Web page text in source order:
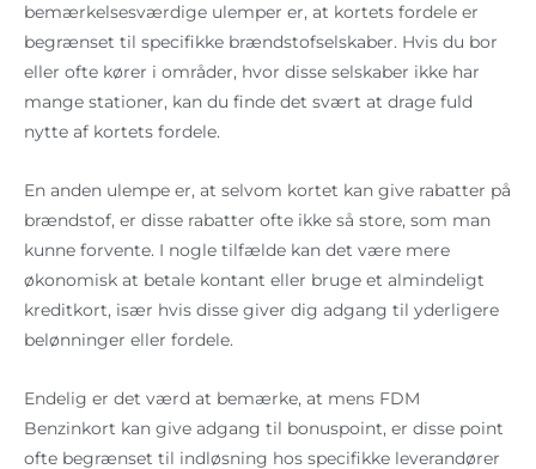
bemærkelsesværdige ulemper er, at kortets fordele er
begrænset til specifikke brændstofselskaber. Hvis du bor
eller ofte kører i områder, hvor disse selskaber ikke har
mange stationer, kan du finde det svært at drage fuld
nytte af kortets fordele.
En anden ulempe er, at selvom kortet kan give rabatter på
brændstof, er disse rabatter ofte ikke så store, som man
kunne forvente. I nogle tilfælde kan det være mere
økonomisk at betale kontant eller bruge et almindeligt
kreditkort, især hvis disse giver dig adgang til yderligere
belønninger eller fordele.
Endelig er det værd at bemærke, at mens FDM
Benzinkort kan give adgang til bonuspoint, er disse point
ofte begrænset til indløsning hos specifikke leverandører